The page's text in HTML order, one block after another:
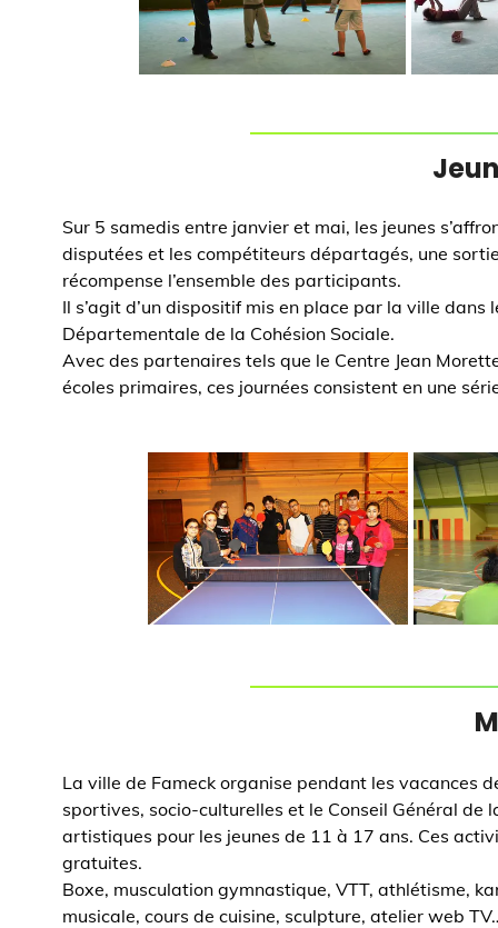
Sur 5 samedis entre janvier et mai, les jeunes
disputées et les compétiteurs départagés, une
récompense l’ensemble des participants.
Il s’agit d’un dispositif mis en place par la ville
Départementale de la Cohésion Sociale.
Avec des partenaires tels que le Centre Jean
écoles primaires, ces journées consistent en une
La ville de Fameck organise pendant les vacances
sportives, socio-culturelles et le Conseil Général
artistiques pour les jeunes de 11 à 17 ans. Ces
gratuites.
Boxe, musculation gymnastique, VTT, athlétisme,
musicale, cours de cuisine, sculpture, atelier web